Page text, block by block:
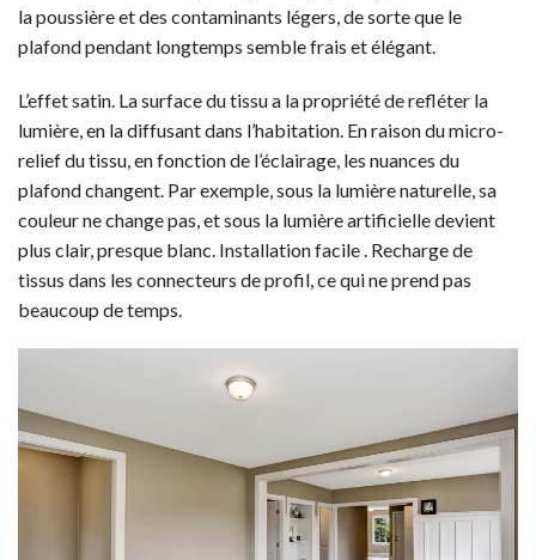
la poussière et des contaminants légers, de sorte que le
plafond pendant longtemps semble frais et élégant.
L’effet satin. La surface du tissu a la propriété de refléter la
lumière, en la diffusant dans l’habitation. En raison du micro-
relief du tissu, en fonction de l’éclairage, les nuances du
plafond changent. Par exemple, sous la lumière naturelle, sa
couleur ne change pas, et sous la lumière artificielle devient
plus clair, presque blanc. Installation facile . Recharge de
tissus dans les connecteurs de profil, ce qui ne prend pas
beaucoup de temps.